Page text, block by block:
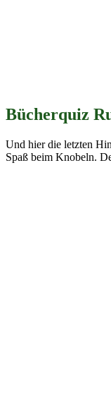
Bücherquiz
Und hier die letzten
Spaß beim Knobeln.